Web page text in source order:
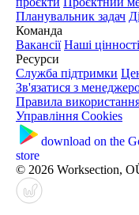
Планувальник задач
Команда
Вакансії Наші цінності
Ресурси
Служба підтримки
Зв'язатися з
Правила
Управління Cookies
download on the
store
© 2026 Worksection,